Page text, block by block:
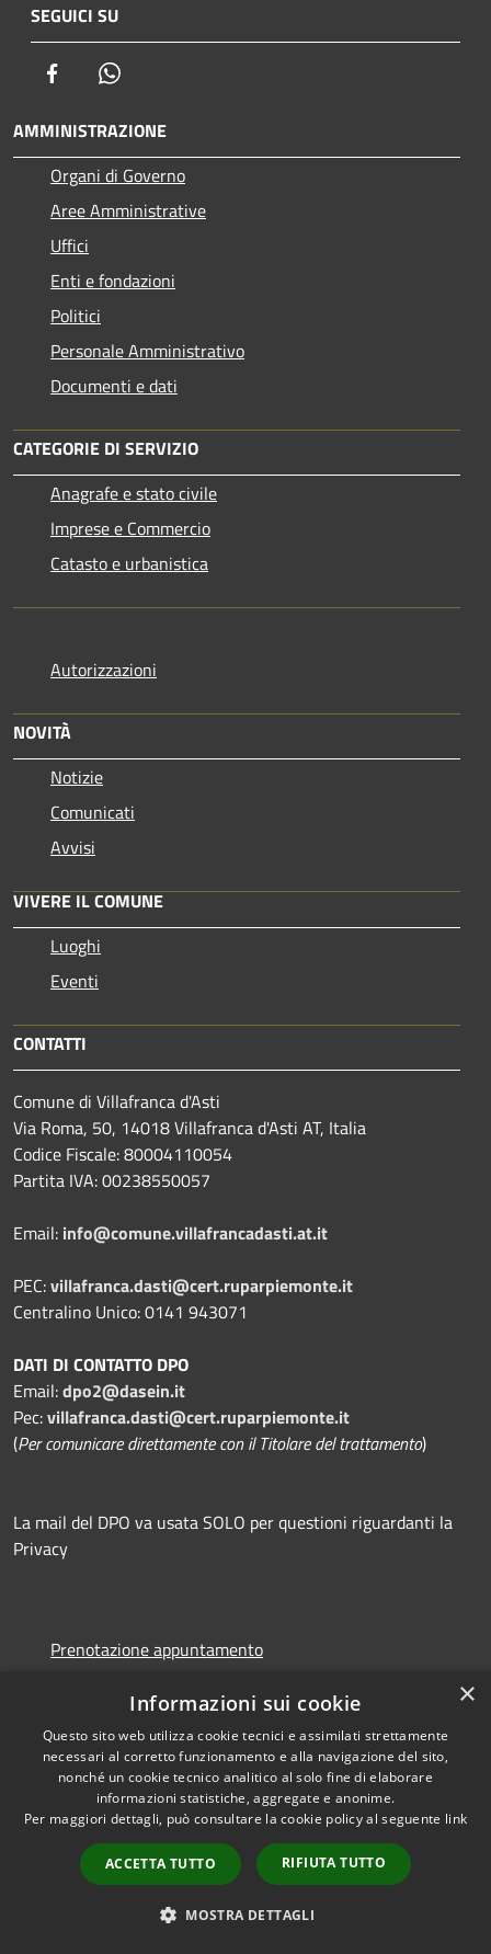
SEGUICI SU
Facebook
AMMINISTRAZIONE
Organi di Governo
Aree Amministrative
Uffici
Enti e fondazioni
Politici
Personale Amministrativo
Documenti e dati
CATEGORIE DI SERVIZIO
Anagrafe e stato civile
Imprese e Commercio
Catasto e urbanistica
Autorizzazioni
NOVITÀ
Notizie
Comunicati
Avvisi
VIVERE IL COMUNE
Luoghi
Eventi
CONTATTI
Comune di Villafranca d'Asti
Via Roma, 50, 14018 Villafranca d'Asti AT, Italia
Codice Fiscale: 80004110054
Partita IVA: 00238550057
Email: info@comune.villafrancadasti.at.it
PEC:villafranca.dasti@cert.ruparpiemonte.it
Centralino Unico: 0141 943071
DATI DI CONTATTO DPO
Email:dpo2@dasein.it
Pec:villafranca.dasti@cert.ruparpiemonte.it
(Per comunicare direttamente con il Titolare del trattamento)
La mail del DPO va usata SOLO per questioni riguardanti la
Privacy
Prenotazione appuntamento
Leggi le FAQ
Richiesta assistenza
Amministrazione trasparente
Informativa privacy
×
Informazioni sui cookie
Questo sito web utilizza cookie tecnici e assimilati strettamente
necessari al corretto funzionamento e alla navigazione del sito,
nonché un cookie tecnico analitico al solo fine di elaborare
informazioni statistiche, aggregate e anonime.
Per maggiori dettagli, può consultare la cookie policy al seguente link
ACCETTA TUTTO RIFIUTA TUTTO
MOSTRA DETTAGLI